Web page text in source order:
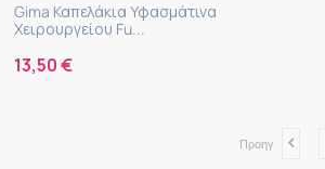
Gima Καπελάκια Υφασμάτινα
Χειρουργείου Fu...
13,50€
Προηγ